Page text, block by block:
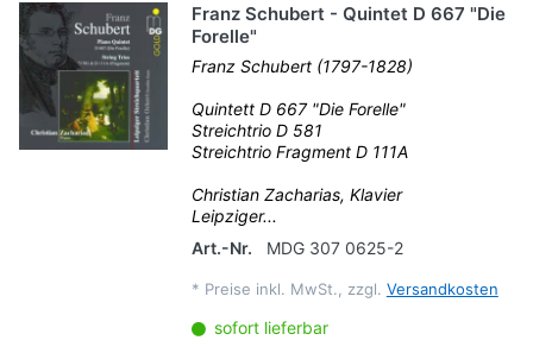
Franz Schubert - Quintet D 667 "Die
Forelle"
Franz Schubert (1797-1828)
Quintett D 667 "Die Forelle"
Streichtrio D 581
Streichtrio Fragment D 111A
Christian Zacharias, Klavier
Leipziger...
Art.-Nr.
MDG 307 0625-2
* Preise inkl. MwSt., zzgl. Versandkosten
sofort lieferbar